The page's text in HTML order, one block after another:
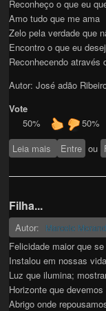
Reconheço o que eu
Amo tudo que me ama
Zelo pela verdade que
Encontro o que eu
Reconhecendo através
Autor: José adão
Vote
50%
50%
Leia mais sobre A
Entre ou
Filha...
Autor: Marcelo
Felicidade maior que se
Instalou em nossas
Luz que ilumina;
Horizonte que
Abrigo onde